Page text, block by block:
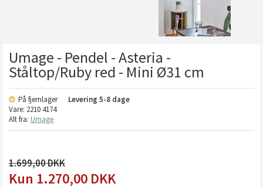
Umage - Pendel - Asteria -
Ståltop/Ruby red - Mini Ø31 cm
På fjernlager Levering 5-8 dage
Vare: 2210 4174
Alt fra: Umage
1.699,00
1.270,00 DKK